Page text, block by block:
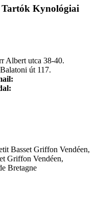
Tartók Kynológiai
Albert utca 38-40.
út 117.
Basset Griffon Vendéen,
Griffon Vendéen,
Bretagne